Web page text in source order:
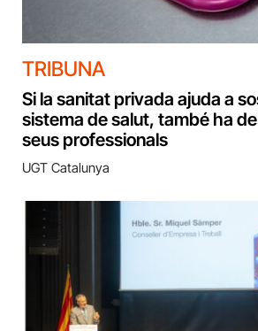
TRIBUNA
Si la sanitat privada ajuda a
sistema de salut, també ha
seus professionals
UGT Catalunya